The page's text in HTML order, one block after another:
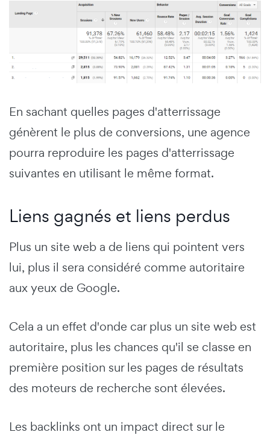
En sachant quelles pages d'atterrissage
génèrent le plus de conversions, une agence
pourra reproduire les pages d'atterrissage
suivantes en utilisant le même format.
Liens gagnés et liens perdus
Plus un site web a de liens qui pointent vers
lui, plus il sera considéré comme autoritaire
aux yeux de Google.
Cela a un effet d'onde car plus un site web est
autoritaire, plus les chances qu'il se classe en
première position sur les pages de résultats
des moteurs de recherche sont élevées.
Les backlinks ont un impact direct sur le